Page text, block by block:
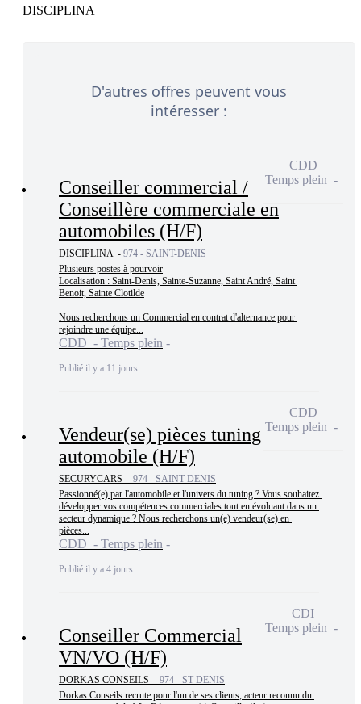
D'autres offres peuvent vous
intéresser :
Conseiller commercial /
Conseillère commerciale en
automobiles (H/F)
DISCIPLINA - 974 - SAINT-DENIS
Plusieurs postes à pourvoir
Localisation : Saint-Denis, Sainte-Suzanne, Saint André, Saint
Benoit, Sainte Clotilde
Nous recherchons un Commercial en contrat d'alternance pour
rejoindre une équipe...
CDD - Temps plein
Publié il y a 11 jours
CDD
Temps plein
Vendeur(se) pièces tuning
automobile (H/F)
SECURYCARS - 974 - SAINT-DENIS
Passionné(e) par l'automobile et l'univers du tuning ? Vous souhaitez
développer vos compétences commerciales tout en évoluant dans un
secteur dynamique ? Nous recherchons un(e) vendeur(se) en
pièces...
CDD - Temps plein
Publié il y a 4 jours
CDD
Temps plein
Conseiller Commercial
VN/VO (H/F)
DORKAS CONSEILS - 974 - ST DENIS
Dorkas Conseils recrute pour l'un de ses clients, acteur reconnu du
CDI
Temps plein